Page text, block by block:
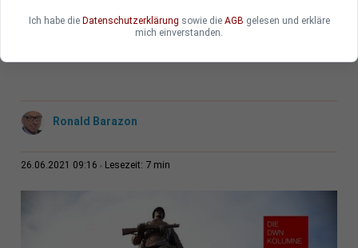
Situation, in der sich unser Kontinent derzeit
Ronald Barazon
26.06.2021 09:16 Lesezeit: 7 min
Ich habe die Datenschutzerklärung sowie die AGB gelesen und erkläre
mich einverstanden.